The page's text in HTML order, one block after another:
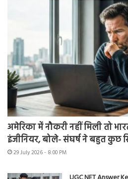
अमेरिका में नौकरी नहीं मिली तो
इंजीनियर, बोले- संघर्ष ने बहुत कुछ
29 July 2026 - 8:00 PM